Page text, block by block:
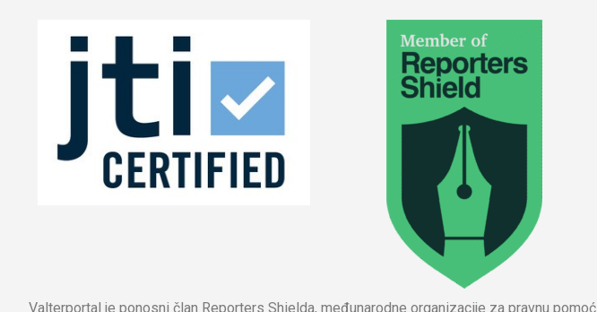
Valterportal je ponosni član Reporters Shielda, međunarodne organizacije za pravnu pomoć